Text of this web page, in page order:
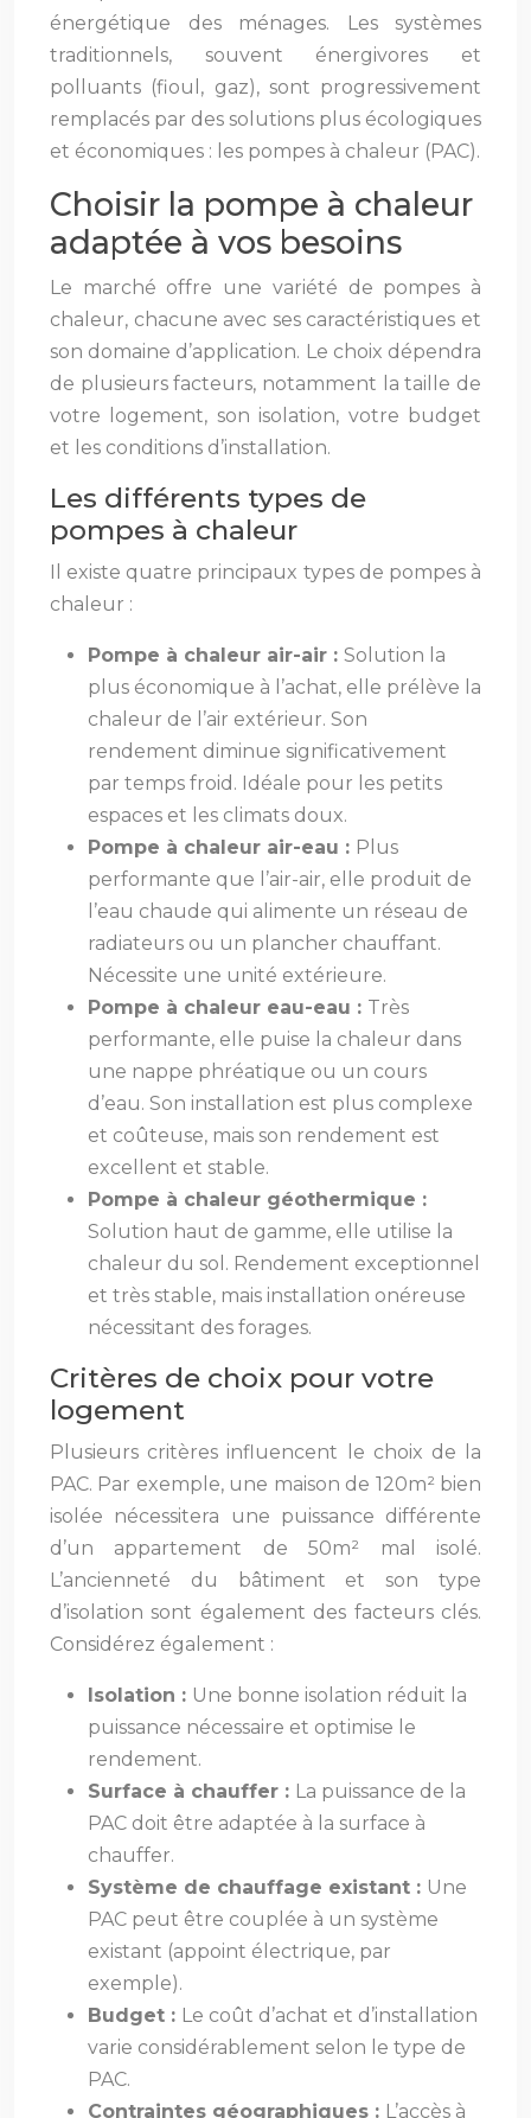
énergétique des ménages. Les systèmes
traditionnels, souvent énergivores et
polluants (fioul, gaz), sont progressivement
remplacés par des solutions plus écologiques
et économiques : les pompes à chaleur (PAC).
Choisir la pompe à chaleur
adaptée à vos besoins
Le marché offre une variété de pompes à
chaleur, chacune avec ses caractéristiques et
son domaine d’application. Le choix dépendra
de plusieurs facteurs, notamment la taille de
votre logement, son isolation, votre budget
et les conditions d’installation.
Les différents types de
pompes à chaleur
Il existe quatre principaux types de pompes à
chaleur :
Pompe à chaleur air-air : Solution la
plus économique à l’achat, elle prélève la
chaleur de l’air extérieur. Son
rendement diminue significativement
par temps froid. Idéale pour les petits
espaces et les climats doux.
Pompe à chaleur air-eau : Plus
performante que l’air-air, elle produit de
l’eau chaude qui alimente un réseau de
radiateurs ou un plancher chauffant.
Nécessite une unité extérieure.
Pompe à chaleur eau-eau : Très
performante, elle puise la chaleur dans
une nappe phréatique ou un cours
d’eau. Son installation est plus complexe
et coûteuse, mais son rendement est
excellent et stable.
Pompe à chaleur géothermique :
Solution haut de gamme, elle utilise la
chaleur du sol. Rendement exceptionnel
et très stable, mais installation onéreuse
nécessitant des forages.
Critères de choix pour votre
logement
Plusieurs critères influencent le choix de la
PAC. Par exemple, une maison de 120m² bien
isolée nécessitera une puissance différente
d’un appartement de 50m² mal isolé.
L’ancienneté du bâtiment et son type
d’isolation sont également des facteurs clés.
Considérez également :
Isolation : Une bonne isolation réduit la
puissance nécessaire et optimise le
rendement.
Surface à chauffer : La puissance de la
PAC doit être adaptée à la surface à
chauffer.
Système de chauffage existant : Une
PAC peut être couplée à un système
existant (appoint électrique, par
exemple).
Budget : Le coût d’achat et d’installation
varie considérablement selon le type de
PAC.
Contraintes géographiques : L’accès à